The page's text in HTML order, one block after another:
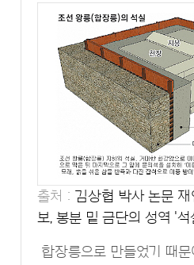
출처 :김상협 박사 논문
보, 봉분 밑 금단의 성역 '석
합장릉으로 만들었기 때